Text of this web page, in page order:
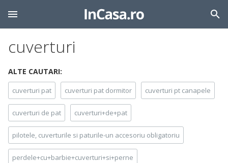
cuverturi
ALTE CAUTARI:
cuverturi pat cuverturi pat dormitor cuverturi pt canapele
cuverturi de pat cuverturi+de+pat
pilotele, cuverturile si paturile-un accesoriu obligatoriu
perdele+cu+barbie+cuverturi+si+perne